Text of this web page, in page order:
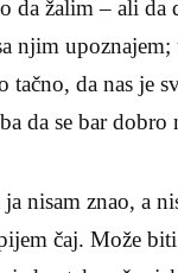
da žalim – ali
njim
da nas je
da se bar
ni­sam znao, a
čaj. Može